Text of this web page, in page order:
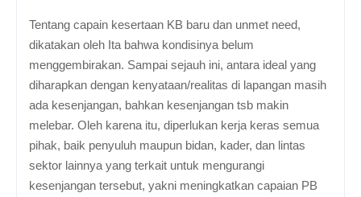
Tentang capain kesertaan KB baru dan unmet need,
dikatakan oleh Ita bahwa kondisinya belum
menggembirakan. Sampai sejauh ini, antara ideal yang
diharapkan dengan kenyataan/realitas di lapangan masih
ada kesenjangan, bahkan kesenjangan tsb makin
melebar. Oleh karena itu, diperlukan kerja keras semua
pihak, baik penyuluh maupun bidan, kader, dan lintas
sektor lainnya yang terkait untuk mengurangi
kesenjangan tersebut, yakni meningkatkan capaian PB